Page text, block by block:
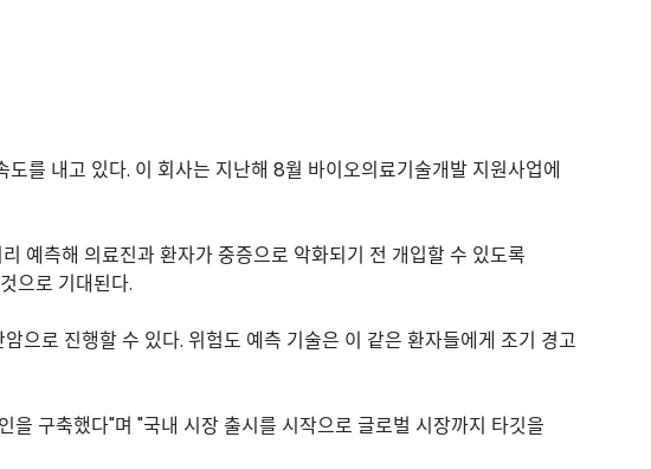
를 내고 있다. 이 회사는 지난해 8월 바이오의료기술개발 지원사업에
예측해 의료진과 환자가 중증으로 악화되기 전 개입할 수 있도록
으로 기대된다.
으로 진행할 수 있다. 위험도 예측 기술은 이 같은 환자들에게 조기 경고
구축했다"며 "국내 시장 출시를 시작으로 글로벌 시장까지 타깃을